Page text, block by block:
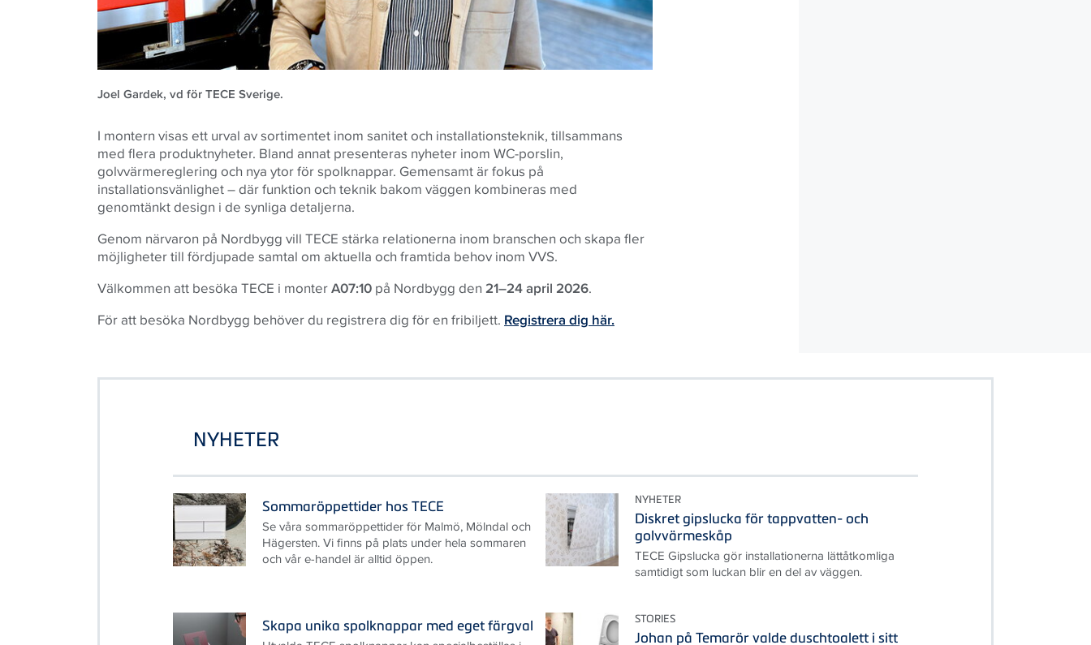
Joel Gardek, vd för TECE Sverige.
I montern visas ett urval av sortimentet inom sanitet och installationsteknik, tillsammans
med flera produktnyheter. Bland annat presenteras nyheter inom WC-porslin,
golvvärmereglering och nya ytor för spolknappar. Gemensamt är fokus på
installationsvänlighet – där funktion och teknik bakom väggen kombineras med
genomtänkt design i de synliga detaljerna.
Genom närvaron på Nordbygg vill TECE stärka relationerna inom branschen och skapa fler
möjligheter till fördjupade samtal om aktuella och framtida behov inom VVS.
Välkommen att besöka TECE i monterA07:10 på Nordbygg den 21–24 april 2026.
För att besöka Nordbygg behöver du registrera dig för en fribiljett. Registrera dig här.
NYHETER
Sommaröppettider hos TECE
Se våra sommaröppettider för Malmö, Mölndal och
Hägersten. Vi finns på plats under hela sommaren
och vår e-handel är alltid öppen.
NYHETER
Diskret gipslucka för tappvatten- och
golvvärmeskåp
TECE Gipslucka gör installationerna lättåtkomliga
samtidigt som luckan blir en del av väggen.
Skapa unika spolknappar med eget färgval STORIES
Johan på Temarör valde duschtoalett i sitt